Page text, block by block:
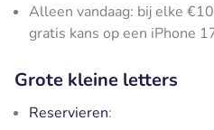
Alleen vandaag: bij elke
gratis kans op een iPhone
Grote kleine letters
Reservieren: